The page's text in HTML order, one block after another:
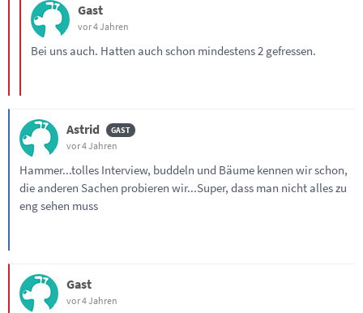
Gast
vor 4 Jahren
Bei uns auch. Hatten auch schon mindestens 2 gefressen.
Astrid
vor 4 Jahren
Hammer...tolles Interview, buddeln und Bäume kennen wir schon,
die anderen Sachen probieren wir...Super, dass man nicht alles zu
eng sehen muss
Gast
vor 4 Jahren